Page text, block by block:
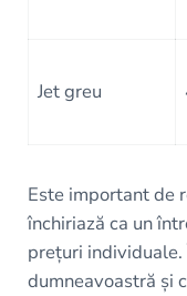
Jet greu
Este important de
închiriază ca un
prețuri
dumneavoastră și